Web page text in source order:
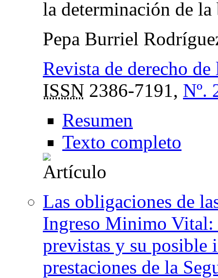
la determinación de la
Pepa Burriel
Revista de derecho
ISSN 2386-7191, Nº.
Resumen
Texto completo
Las obligaciones de
Ingreso Minimo Vital:
previstas y su posible
prestaciones de la